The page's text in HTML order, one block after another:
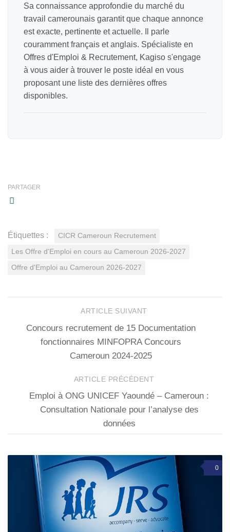
Sa connaissance approfondie du marché du
travail camerounais garantit que chaque annonce
est exacte, pertinente et actuelle. Il parle
couramment français et anglais. Spécialiste en
Offres d'Emploi & Recrutement, Kagiso s'engage
à vous aider à trouver le poste idéal en vous
proposant une liste des dernières offres
disponibles.
PARTAGER
Étiquettes : CICR Cameroun Recrutement
Les Offre d'Emploi en cours au Cameroun 2026-2027
Offre d'Emploi au Cameroun 2026-2027
ARTICLE SUIVANT
Concours recrutement de 15 Documentation
fonctionnaires MINFOPRA Concours
Cameroun 2024-2025
ARTICLE PRÉCÉDENT
Emploi à ONG UNICEF Yaoundé – Cameroun :
Consultation Nationale pour l’analyse des
données
0